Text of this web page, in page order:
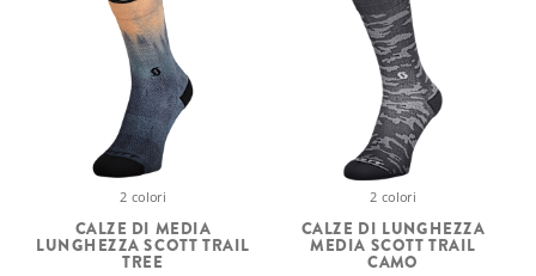
2 colori
CALZE DI MEDIA
LUNGHEZZA SCOTT TRAIL
TREE
2 colori
CALZE DI LUNGHEZZA
MEDIA SCOTT TRAIL
CAMO